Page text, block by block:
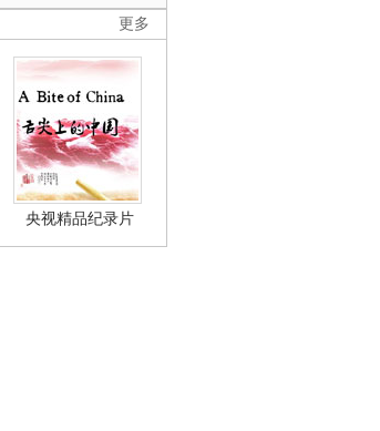
更多
央视精品纪录片